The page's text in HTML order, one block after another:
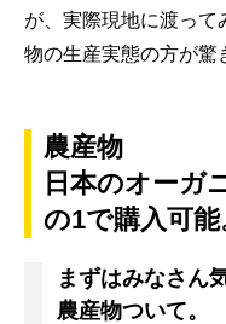
が、実際現地に渡っ
物の生産実態の方が驚
農産物
日本のオーガ
の1で購入可能
まずはみなさん
農産物ついて。